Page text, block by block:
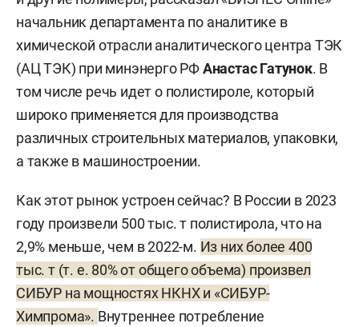
начальник департамента по аналитике в
химической отрасли аналитического центра ТЭК
(АЦ ТЭК) при минэнерго РФАнастас Гатунок. В
том числе речь идет о полистироле, который
широко применяется для производства
различных строительных материалов, упаковки,
а также в машиностроении.
Как этот рынок устроен сейчас? В России в 2023
году произвели 500 тыс. т полистирола, что на
2,9% меньше, чем в 2022-м. Из них более 400
тыс. т (т. е. 80% от общего объема) произвел
СИБУР на мощностях НКНХ и «СИБУР-
Химпрома». Внутреннее потребление